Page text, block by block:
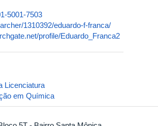
5001-7503
1310392/eduardo-f-franca/
profile/Eduardo_Franca2
Licenciatura
em Química